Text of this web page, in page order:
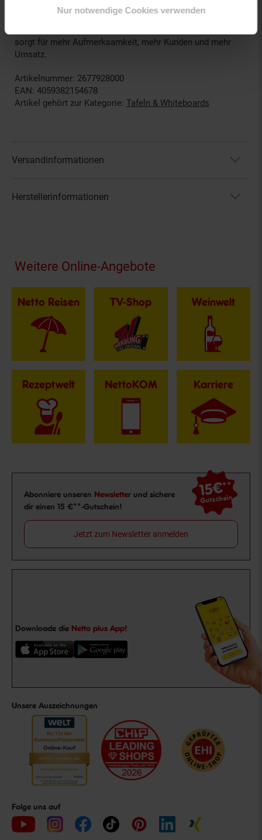
Nur notwendige Cookies verwenden
Werbemittel für alle, die ihre Produkte und Angebote
effektiv präsentieren möchten. Ob vor dem Geschäft, auf
sorgt für mehr Aufmerksamkeit, mehr Kunden und mehr
Umsatz.
Artikelnummer: 2677928000
EAN: 4059382154678
Artikel gehört zur Kategorie: Tafeln & Whiteboards
Versandinformationen
Herstellerinformationen
Fußzeile
Weitere Online-Angebote
Netto Reisen TV-Shop Weinwelt
Rezeptwelt NettoKOM Karriere
Newsletter Anmeldung
Abonniere unseren Newsletter und sichere
dir einen 15 €**-Gutschein!
15€**
Gutschein
Jetzt zum Newsletter anmelden
Downloade die Netto plus App!
Unsere Auszeichnungen
Folge uns auf